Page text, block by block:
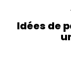
Idées de